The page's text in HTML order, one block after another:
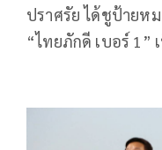
ปราศรัย ได้ชูป้ายหม
“ไทยภักดี เบอร์ 1”